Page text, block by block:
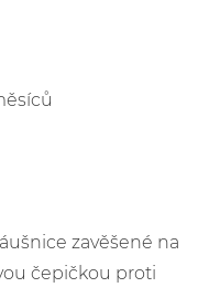
zavěšené na
čepičkou proti